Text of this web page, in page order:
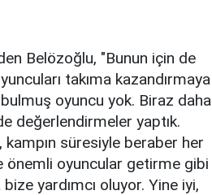
Belözoğlu, "Bunun için de
takıma kazandırmaya
oyuncu yok. Biraz daha
değerlendirmeler yaptık.
süresiyle beraber her
önemli oyuncular getirme gibi
yardımcı oluyor. Yine iyi,